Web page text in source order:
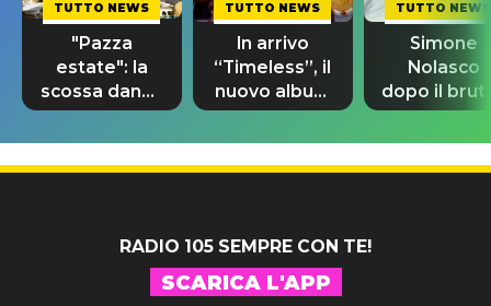
TUTTO NEWS
"Pazza
estate": la
scossa dance
di Sara
Tommasi
TUTTO NEWS
In arrivo
“Timeless”, il
nuovo album
di Prince con
10 brani
inediti
TUTTO NEWS
Simone
Nolasco
dopo il
incidente:
"Sono così
grato alla
RADIO 105 SEMPRE CON TE!
SCARICA L'APP